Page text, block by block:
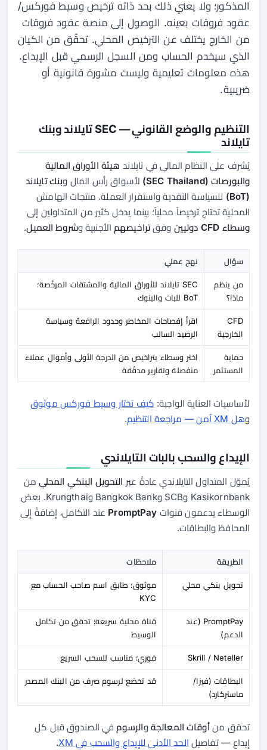
المذكور؛ ولا يعني ذلك بحد ذاته ترخيص وسيط فوركس/
عقود فروقات بعينه. الوصول إلى منصة عقود فروقات
من الخارج يختلف عن الترخيص المحلي. تحقّق من الكيان
الذي سيخدم الحساب ومن السجل الرسمي قبل الإيداع.
هذه معلومات تعليمية وليست مشورة قانونية أو
ضريبية.
التنظيم والوضع القانوني — SEC تايلاند وبنك
تايلاند
يُشرف على النظام المالي في تايلاند هيئة الأوراق المالية
والبورصات (SEC Thailand)
لأسواق رأس المال وبنك تايلاند
(BoT)
للسياسة النقدية واستقرار العملة. منتجات الهامش
المحلية تحتاج ترخيصاً محلياً؛ بينما يدخل كثير من المتداولين إلى
وسطاء CFD دوليين
وفقتراخيصهم الأجنبية وشروط العميل.
سؤال نهج عملي
من ينظم
ماذا؟
SEC تايلاند للأوراق المالية والمشتقات المرخّصة؛
BoT للبات والبنوك
CFD
الخارجية
اقرأ إفصاحات المخاطر وحدود الرافعة وسياسة
الرصيد السالب
حماية
المستثمر
اختر وسطاء بتراخيص من الدرجة الأولى وأموال عملاء
منفصلة وتقارير مدقّقة
لأساسيات العناية الواجبة: كيف تختار وسيط فوركس موثوق
وهل XM آمن — مراجعة التنظيم .
الإيداع والسحب بالبات التايلاندي
يُموّل المتداول التايلاندي عادةً عبر التحويل البنكي المحليمن
Kasikornbank وSCB وBangkok Bank وKrungthai. بعض
الوسطاء يدعمون قنوات PromptPay عند التكامل، إضافةً إلى
المحافظ والبطاقات.
الطريقة ملاحظات
تحويل بنكي محلي
موثوق؛ طابق اسم صاحب الحساب مع
KYC
PromptPay (عند
الدعم)
قناة محلية سريعة؛ تحقق من تكامل
الوسيط
Skrill / Neteller فوري؛ مناسب للسحب السريع
البطاقات (فيزا/
ماستركارد)
قد تخضع لرسوم صرف من البنك المصدر
تحقق منأوقات المعالجةوالرسوم في الصندوق قبل كل
إيداع — تفاصيل الحد الأدنى للإيداع والسحب في XM .